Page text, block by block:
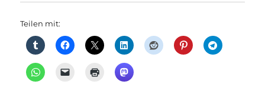
Teilen mit: